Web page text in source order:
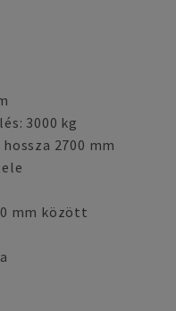
3000 kg
2700 mm
mm között